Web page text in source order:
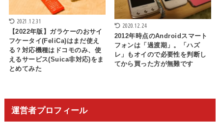
2021.12.31
【2022年版】ガラケーのおサイ
フケータイ(FeliCa)はまだ使え
る？対応機種はドコモのみ、使
えるサービス(Suica非対応)をま
とめてみた
2020.12.24
2012年時点のAndroidスマート
フォンは「過渡期」。「ハズ
レ」もオイので必要性を判断し
てから買った方が無難です
運営者プロフィール